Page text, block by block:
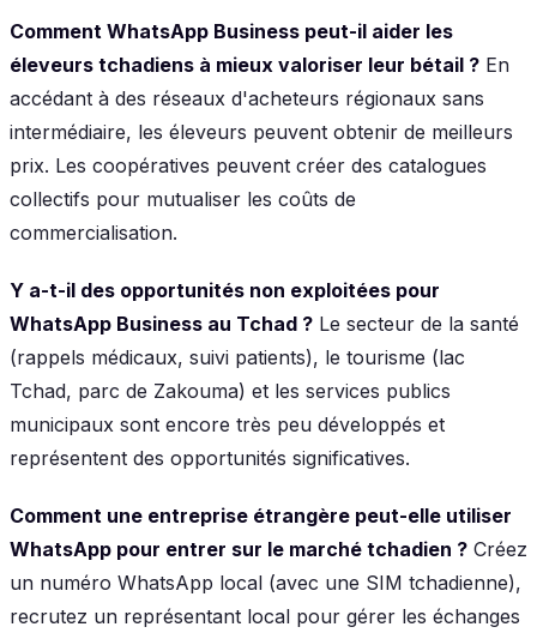
Comment WhatsApp Business peut-il aider les
éleveurs tchadiens à mieux valoriser leur bétail ? En
accédant à des réseaux d'acheteurs régionaux sans
intermédiaire, les éleveurs peuvent obtenir de meilleurs
prix. Les coopératives peuvent créer des catalogues
collectifs pour mutualiser les coûts de
commercialisation.
Y a-t-il des opportunités non exploitées pour
WhatsApp Business au Tchad ? Le secteur de la santé
(rappels médicaux, suivi patients), le tourisme (lac
Tchad, parc de Zakouma) et les services publics
municipaux sont encore très peu développés et
représentent des opportunités significatives.
Comment une entreprise étrangère peut-elle utiliser
WhatsApp pour entrer sur le marché tchadien ? Créez
un numéro WhatsApp local (avec une SIM tchadienne),
recrutez un représentant local pour gérer les échanges